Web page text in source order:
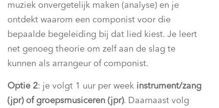
muziek onvergetelijk maken (analyse) en je
ontdekt waarom een componist voor die
bepaalde begeleiding bij dat lied kiest. Je leert
net genoeg theorie om zelf aan de slag te
kunnen als arrangeur of componist.
Optie 2: je volgt 1 uur per week instrument/zang
(jpr) of groepsmusiceren (jpr). Daarnaast volg